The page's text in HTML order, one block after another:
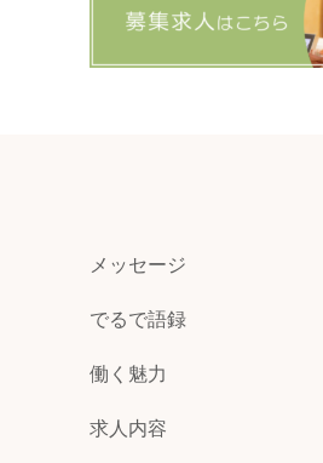
メッセージ
でるで語録
働く魅力
求人内容